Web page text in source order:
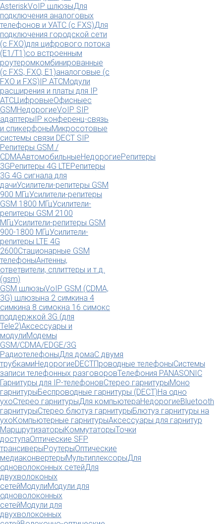
AsteriskVoIP шлюзыДля
подключения аналоговых
телефонов и УАТС (с FXS)Для
подключения городской сети
(с FXO)для цифрового потока
(E1/T1)со встроенным
роутеромкомбинированные
(c FXS, FXO, E1)аналоговые (с
FXO и FXS)IP АТСМодули
расширения и платы для IP
АТСЦифровыеОфисныес
GSMНедорогиеVoIP SIP
адаптерыIP конференц-связь
и спикерфоныМикросотовые
системы связи DECT SIP
Репитеры GSM /
CDMAАвтомобильныеНедорогиеРепитеры
3GРепитеры 4G LTEРепитеры
3G 4G сигнала для
дачиУсилители-репитеры GSM
900 МГцУсилители-репитеры
GSM 1800 МГцУсилители-
репитеры GSM 2100
МГцУсилители-репитеры GSM
900-1800 МГцУсилители-
репитеры LTE 4G
2600Стационарные GSM
телефоныАнтенны,
ответвители, сплиттеры и т.д.
(gsm)
GSM шлюзыVoIP GSM (CDMA,
3G) шлюзына 2 симкина 4
симкина 8 симокна 16 симокс
поддержкой 3G (для
Tele2)Аксессуары и
модулиМодемы
GSM/CDMA/EDGE/3G
РадиотелефоныДля домаС двумя
трубкамиНедорогиеDECTПроводные телефоныСистемы
записи телефонных разговоровТелефония PANASONIC
Гарнитуры для IP-телефоновСтерео гарнитурыМоно
гарнитурыБеспроводные гарнитуры (DECT)На одно
ухоСтерео гарнитурыДля компьютераНедорогиеBluetooth
гарнитурыСтерео блютуз гарнитурыБлютуз гарнитуры на
ухоКомпьютерные гарнитурыАксессуары для гарнитур
МаршрутизаторыКоммутаторыТочки
доступаОптические SFP
трансиверыРоутерыОптические
медиаконвертерыМультиплексорыДля
одноволоконных сетейДля
двухволоконых
сетейМодулиМодули для
одноволоконных
сетейМодули для
двухволоконных